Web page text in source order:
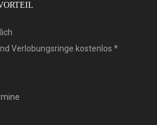
Verlobungsringe kostenlos *